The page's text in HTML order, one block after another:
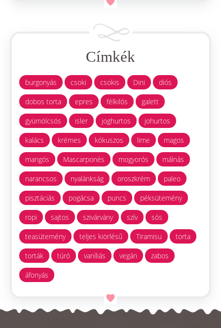
Címkék
burgonyás csoki csokis Dini diós
dobos torta epres félkilós galett
gyümölcsös isler joghurtos johurtos
kalács krémes kókuszos lime magos
mangós Mascarponés mogyorós málnás
narancsos nyalánkság oroszkrém paleo
pisztáciás pogácsa puncs péksütemény
ropi sajtos szivárvány szív sós
teasütemény teljes kiörlésű Tiramisu torta
torták túró vaníliás vegán zabos
áfonyás